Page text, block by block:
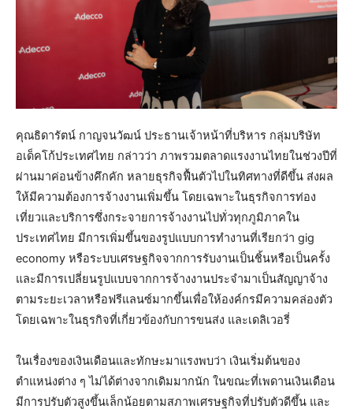
คุณธิดารัตน์ กาญจนวัฒน์ ประธานเจ้าหน้าที่บริหาร กลุ่มบริษัท
อเด็คโก้ประเทศไทย กล่าวว่า ภาพรวมตลาดแรงงานไทยในช่วงปีที่
ผ่านมาค่อนข้างคึกคัก หลายธุรกิจฟื้นตัวไปในทิศทางที่ดีขึ้น ส่งผล
ให้มีความต้องการจ้างงานเพิ่มขึ้น โดยเฉพาะในธุรกิจการท่อง
เที่ยวและบริการซึ่งกระจายการจ้างงานไปทั่วทุกภูมิภาคใน
ประเทศไทย มีการเพิ่มขึ้นของรูปแบบการทำงานที่เรียกว่า gig
economy หรือระบบเศรษฐกิจจากการรับงานเป็นชิ้นหรือเป็นครั้ง
และมีการเปลี่ยนรูปแบบจากการจ้างงานประจำมาเป็นสัญญาจ้าง
ตามระยะเวลาหรือฟรีแลนซ์มากขึ้นเพื่อให้องค์กรมีความคล่องตัว
โดยเฉพาะในธุรกิจที่เกี่ยวข้องกับการขนส่ง และเดลิเวอรี่
ในเรื่องของเงินเดือนและทักษะมาแรงพบว่า เงินเริ่มต้นของ
ตำแหน่งต่าง ๆ ไม่ได้ต่างจากเดิมมากนัก ในขณะที่เพดานเงินเดือน
มีการปรับตัวสูงขึ้นเล็กน้อยตามสภาพเศรษฐกิจที่ปรับตัวดีขึ้น และ